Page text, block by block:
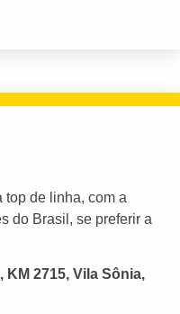
top de linha, com a
do Brasil, se preferir a
2715, Vila Sônia,